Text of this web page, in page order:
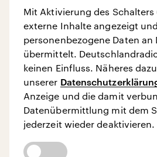
Mit Aktivierung des Schalters
externe Inhalte angezeigt und
personenbezogene Daten
übermittelt.
keinen Einfluss. Näheres
unserer
Anzeige und die damit
Datenübermittlung mit dem
jederzeit wieder deaktivieren.